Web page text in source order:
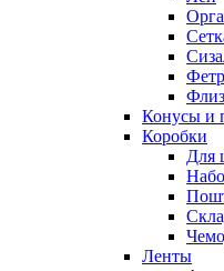
Фетр
Конусы и
Коробки
Для
Ленты